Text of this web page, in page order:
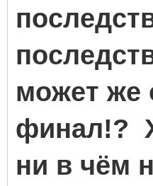
может же
финал!?
ни в чём